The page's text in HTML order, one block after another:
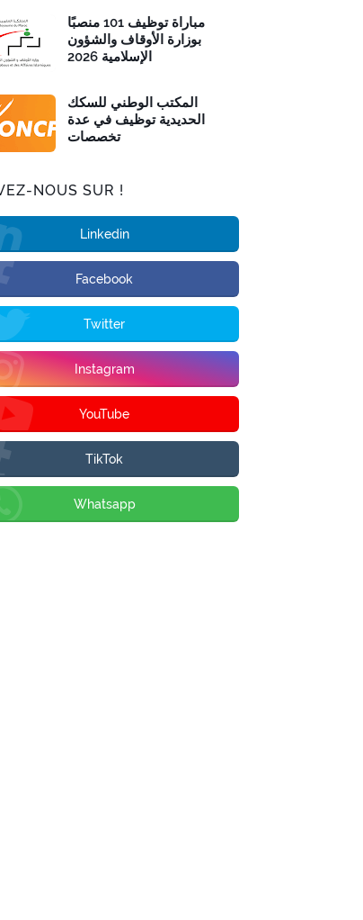
مباراة توظيف 101 منصبًا
بوزارة الأوقاف والشؤون
الإسلامية 2026
المكتب الوطني للسكك
الحديدية توظيف في عدة
تخصصات
NOUS SUR !
Linkedin
Facebook
Twitter
Instagram
YouTube
TikTok
Whatsapp